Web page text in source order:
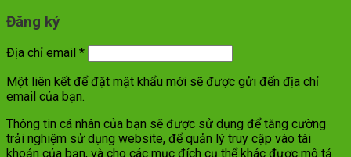
Đăng ký
Địa chỉ email *
Một liên kết để đặt mật khẩu mới sẽ được gửi đến địa chỉ
email của bạn.
Thông tin cá nhân của bạn sẽ được sử dụng để tăng cường
trải nghiệm sử dụng website, để quản lý truy cập vào tài
khoản của bạn, và cho các mục đích cụ thể khác được mô tả